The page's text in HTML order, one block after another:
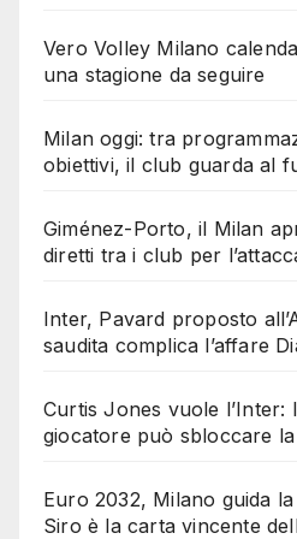
Vero Volley Milano
una stagione da seguire
Milan oggi: tra
obiettivi, il club guarda al
Giménez-Porto, il Milan
diretti tra i club per
Inter, Pavard proposto
saudita complica l’affare
Curtis Jones vuole l’Inter:
giocatore può sbloccare
Euro 2032, Milano guida
Siro è la carta vincente